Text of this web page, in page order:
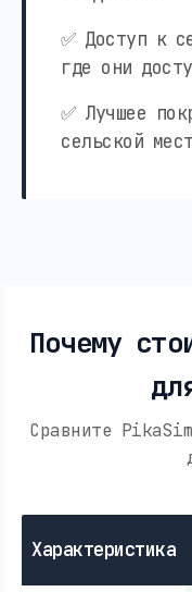
✅ Доступ к
где они
✅ Лучшее
сельской
Почему
Сравните
Характеристика